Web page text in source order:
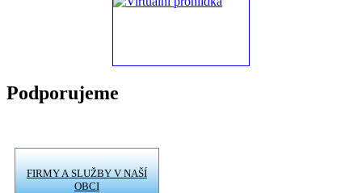
Podporujeme
FIRMY A SLUŽBY V NAŠÍ
OBCI